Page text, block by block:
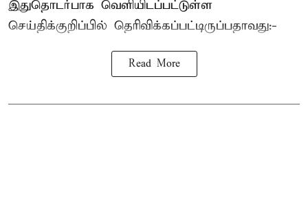
இதுதொடர்பாக வெளியிடப்பட்டுள்ள
செய்திக்குறிப்பில் தெரிவிக்கப்பட்டிருப்பதாவது:-
Read More